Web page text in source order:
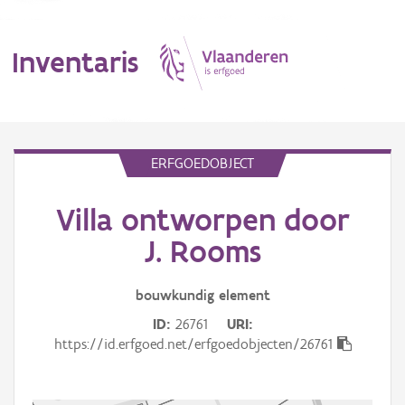
Inventaris
Erfgoedobject
ERFGOEDOBJECT
Villa ontworpen door
J. Rooms
bouwkundig element
ID 26761
URI
https://id.erfgoed.net/erfgoedobjecten/26761